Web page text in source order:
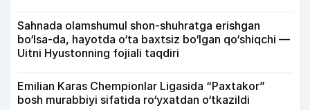
Sahnada olamshumul shon-shuhratga erishgan
bo‘lsa-da, hayotda o‘ta baxtsiz bo‘lgan qo‘shiqchi —
Uitni Hyustonning fojiali taqdiri
Emilian Karas Chempionlar Ligasida “Paxtakor”
bosh murabbiyi sifatida ro‘yxatdan o‘tkazildi